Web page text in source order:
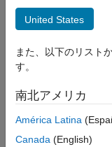
IT
企業向けセールス
カスタマー サポ
インサイド セー
選
United States
また、以下のリスト
す。
南北アメリカ
América Latina
Canada (English)